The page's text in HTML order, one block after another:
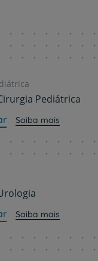
Pediátrica
Saiba mais
Saiba mais